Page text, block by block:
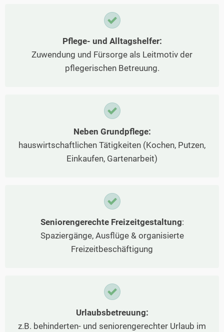
Pflege- und Alltagshelfer:
Zuwendung und Fürsorge als Leitmotiv der
pflegerischen Betreuung.
Neben Grundpflege:
hauswirtschaftlichen Tätigkeiten (Kochen, Putzen,
Einkaufen, Gartenarbeit)
Seniorengerechte Freizeitgestaltung:
Spaziergänge, Ausflüge & organisierte
Freizeitbeschäftigung
Urlaubsbetreuung:
z.B. behinderten- und seniorengerechter Urlaub im